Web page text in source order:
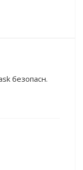
безопасн.